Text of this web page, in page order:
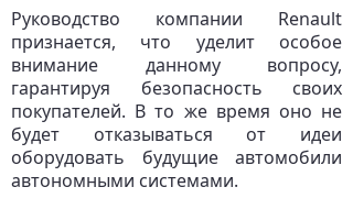
Руководство компании Renault
признается, что уделит особое
внимание данному вопросу,
гарантируя безопасность своих
покупателей. В то же время оно не
будет отказываться от идеи
оборудовать будущие автомобили
автономными системами.